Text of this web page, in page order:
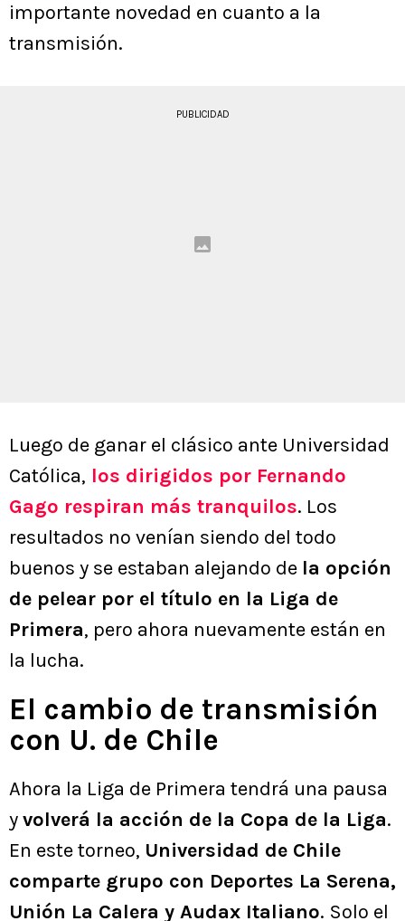
importante novedad en cuanto a la
transmisión.
PUBLICIDAD
Luego de ganar el clásico ante Universidad
Católica, los dirigidos por Fernando
Gago respiran más tranquilos. Los
resultados no venían siendo del todo
buenos y se estaban alejando de la opción
de pelear por el título en la Liga de
Primera, pero ahora nuevamente están en
la lucha.
El cambio de transmisión
con U. de Chile
Ahora la Liga de Primera tendrá una pausa
yvolverá la acción de la Copa de la Liga.
En este torneo, Universidad de Chile
comparte grupo con Deportes La Serena,
Unión La Calera y Audax Italiano. Solo el